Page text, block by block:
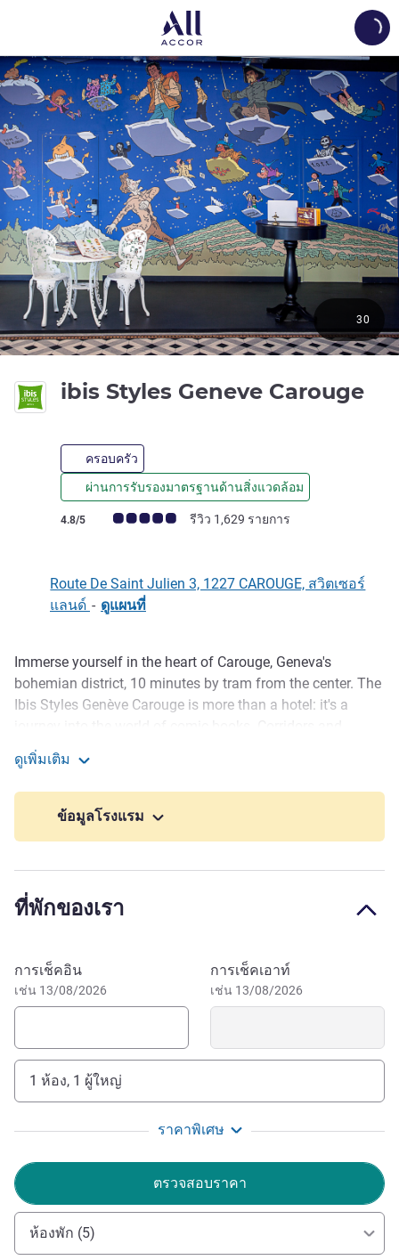
ibis Styles Geneve Carouge3
ครอบครัว
ผ่านการรับรองมาตรฐานด้านสิ่งแวดล้อม
คะแนนความคิดเห็นจากแขก (เรทติ้งบน ALL)
4.8/5 รีวิว 1,629 รายการ
30
Route De Saint Julien 3, 1227 CAROUGE, สวิตเซอร์
แลนด์ - ดูแผนที่
รายละเอียด
Immerse yourself in the heart of Carouge, Geneva's
bohemian district, 10 minutes by tram from the center. The
Ibis Styles Genève Carouge is more than a hotel: it's a
rooms, designed with a dream theme by Swiss artists, offer
modern comforts, free WiFi and buffet breakfast included.
An inspiring stay at an affordable price, for business or
pleasure.
comics at the unique ibis Styles Genève Carouge. Genevan
artists Zep, Buche, Tom Tirabosco, Exem, Albertine and
Frederik Peeters have transformed this comfortable hotel
six unique and captivating worlds. So all that's left for you
to do is choose your favourite! For a full experience, the
Looking for originality? Why not let yourself be tempted
by a unique experience, full of discoveries. Come and visit
us, we look forward to meeting you.
CELINE LAUZY ฝ่ายบริหารโรงแรม
ดูเพิ่มเติม
ข้อมูลโรงแรม
ที่พักของเรา
จองโรงแรมนี้
การเช็คอิน
เช่น 13/08/2026
การเช็คเอาท์
เช่น 13/08/2026
1 ห้อง, 1 ผู้ใหญ่
ราคาพิเศษ
ตรวจสอบราคา
ห้องพัก (5)